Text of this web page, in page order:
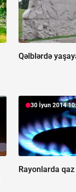
Qəlblərdə
30 İyun 2014
Rayonlarda